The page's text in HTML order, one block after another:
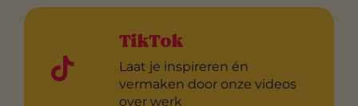
TikTok
Laat je inspireren én
vermaken door onze videos
over werk